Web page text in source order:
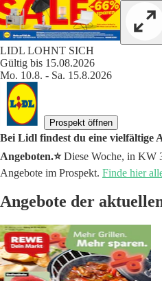
LIDL LOHNT SICH
Gültig bis 15.08.2026
Mo. 10.8. - Sa. 15.8.2026
Prospekt öffnen
Bei Lidl findest du eine vielfältige
Angeboten.⭐️Diese Woche, in KW
Angebote im Prospekt. Finde hier
Angebote der